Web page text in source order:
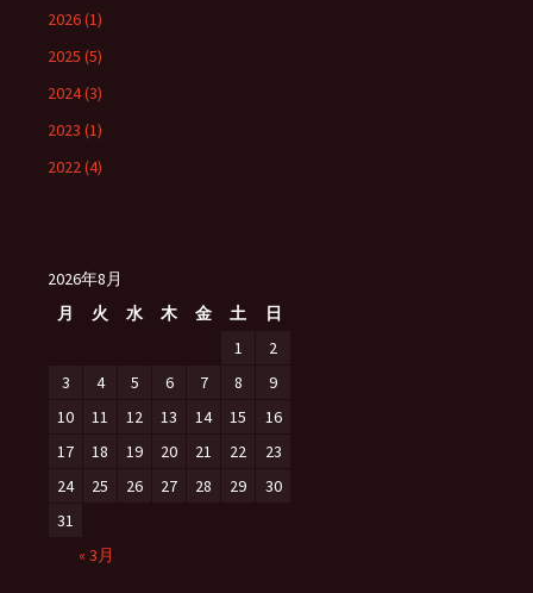
2026 (1)
2025 (5)
2024 (3)
2023 (1)
2022 (4)
2026年8月
月
火 水 木 金 土
日
1
2
3
4 5 6 7 8
9
10
11 12 13 14 15
16
17
18 19 20 21 22
23
24
25 26 27 28 29
30
31
« 3月